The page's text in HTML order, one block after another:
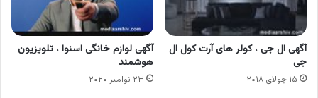
آگهی ال جی ، کولر های آرت کول ال
جی
۱۵ جولای ۲۰۱۸
آگهی لوازم خانگی اسنوا ، تلویزیون
هوشمند
۲۳ نوامبر ۲۰۲۰